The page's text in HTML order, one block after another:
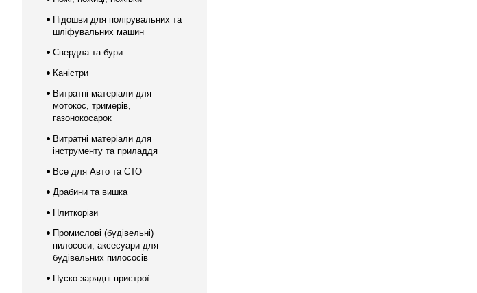
Підошви для полірувальних та
шліфувальних машин
Свердла та бури
Каністри
Витратні матеріали для
мотокос, тримерів,
газонокосарок
Витратні матеріали для
інструменту та приладдя
Все для Авто та СТО
Драбини та вишка
Плиткорізи
Промислові (будівельні)
пилососи, аксесуари для
будівельних пилососів
Пуско-зарядні пристрої